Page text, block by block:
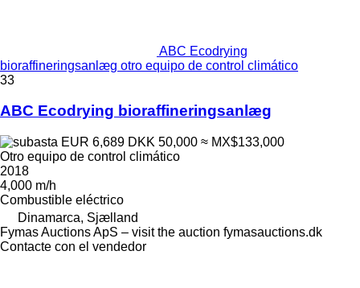
ABC Ecodrying
bioraffineringsanlæg otro equipo de control climático
33
ABC Ecodrying bioraffineringsanlæg
EUR 6,689 DKK 50,000 ≈ MX$133,000
Otro equipo de control climático
2018
4,000 m/h
Combustible eléctrico
Dinamarca, Sjælland
Fymas Auctions ApS – visit the auction fymasauctions.dk
Contacte con el vendedor